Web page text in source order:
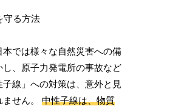
では様々な自然災害への備
し、原子力発電所の事故など
線」への対策は、意外と見
ません。中性子線は、物質